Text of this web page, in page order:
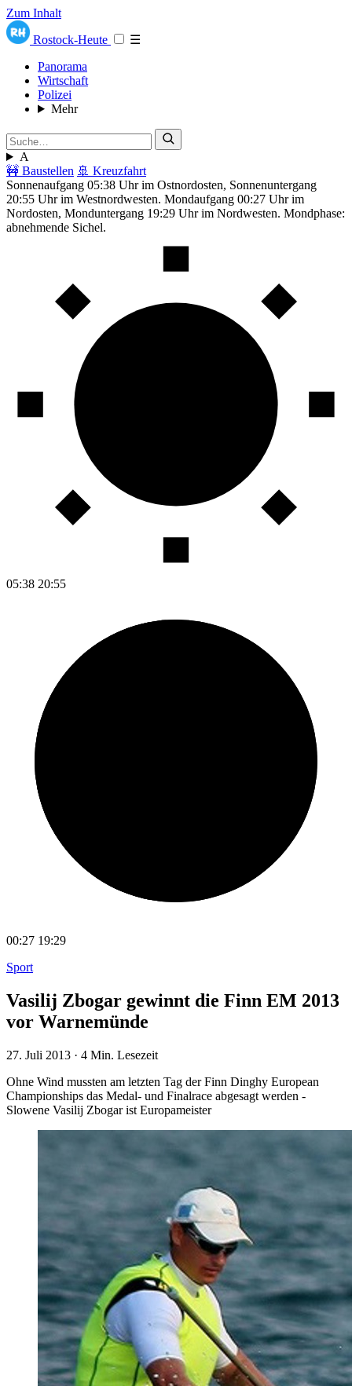
Zum Inhalt
Rostock-Heute
☰
Panorama
Wirtschaft
Polizei
Mehr
A
🚧 Baustellen 🚢 Kreuzfahrt
Sonnenaufgang 05:38 Uhr im Ostnordosten, Sonnenuntergang
20:55 Uhr im Westnordwesten. Mondaufgang 00:27 Uhr im
Nordosten, Monduntergang 19:29 Uhr im Nordwesten. Mondphase:
abnehmende Sichel.
05:38 20:55
00:27 19:29
Sport
Vasilij Zbogar gewinnt die Finn EM 2013
vor Warnemünde
27. Juli 2013 · 4 Min. Lesezeit
Ohne Wind mussten am letzten Tag der Finn Dinghy European
Championships das Medal- und Finalrace abgesagt werden -
Slowene Vasilij Zbogar ist Europameister